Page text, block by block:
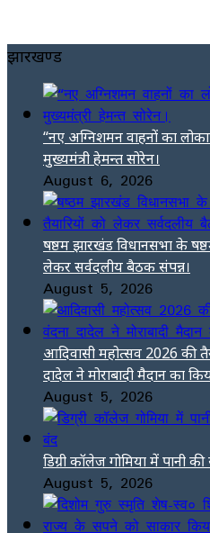
झारखण्ड
“नए अग्निशमन वाहनों का
मुख्यमंत्री हेमन्त सोरेन।
August 6, 2026
षष्ठम झारखंड विधानसभा के
लेकर सर्वदलीय बैठक संपन्न।
August 5, 2026
आदिवासी महोत्सव 2026 की
दादेल ने मोराबादी मैदान का
August 5, 2026
डिग्री कॉलेज गोमिया में पानी
August 5, 2026